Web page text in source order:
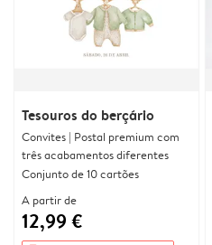
Tesouros do berçário
Convites | Postal premium com
três acabamentos diferentes
Conjunto de 10 cartões
A partir de
12,99 €